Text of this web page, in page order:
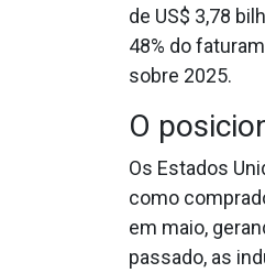
de US$ 3,78
48% do
sobre 2025.
O
Os Estados
como
em maio,
passado, as